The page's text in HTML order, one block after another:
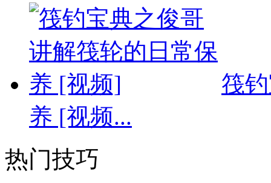
筏
养 [视频...
热门技巧